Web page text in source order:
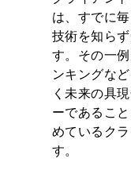
は、すでに
技術を知ら
す。その一
ンキングな
く未来の具
ーであるこ
めているク
す。